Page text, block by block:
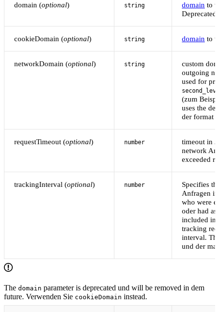
domain (optional) string domain to
cookieDomain (optional) string domain to
networkDomain (optional) string
custom
outgoing
used for
(zum
uses the
der format
requestTimeout (optional) number timeout in
network
exceeded
trackingInterval (optional) number
Specifies
Anfragen
who were
oder had
included in
tracking
interval.
und der
The domain parameter is deprecated und will be removed in dem
future. Verwenden Sie cookieDomain instead.